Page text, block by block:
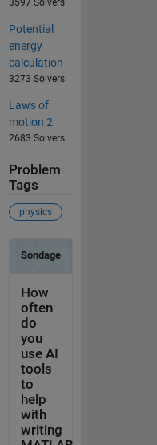
Potential
energy
calculation
3273 Solvers
Laws of
motion 2
2683 Solvers
Problem
Tags
physics